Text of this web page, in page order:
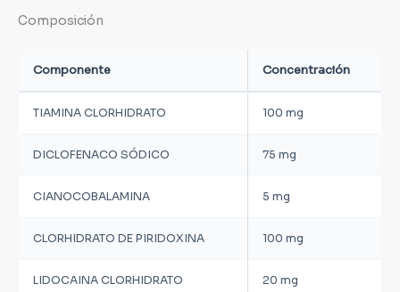
Composición
Componente Concentración
TIAMINA CLORHIDRATO 100 mg
DICLOFENACO SÓDICO 75 mg
CIANOCOBALAMINA 5 mg
CLORHIDRATO DE PIRIDOXINA 100 mg
LIDOCAINA CLORHIDRATO 20 mg